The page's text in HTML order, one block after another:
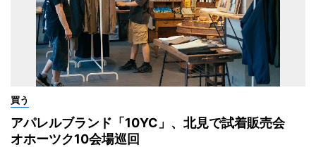
買う
アパレルブランド「10YC」、北見で試着販売会
オホーツク10会場巡回